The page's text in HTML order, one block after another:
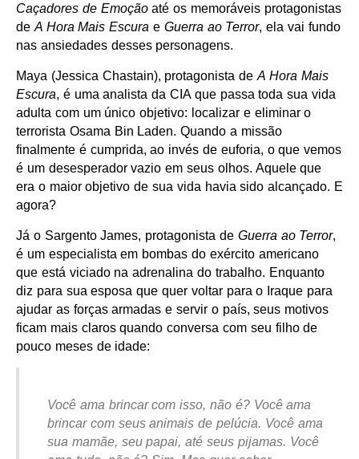
Caçadores de Emoçãoaté os memoráveis protagonistas
de A Hora Mais Escura e Guerra ao Terror, ela vai fundo
nas ansiedades desses personagens.
Maya (Jessica Chastain), protagonista de A Hora Mais
Escura, é uma analista da CIA que passa toda sua vida
adulta com um único objetivo: localizar e eliminar o
terrorista Osama Bin Laden. Quando a missão
finalmente é cumprida, ao invés de euforia, o que vemos
é um desesperador vazio em seus olhos. Aquele que
era o maior objetivo de sua vida havia sido alcançado. E
agora?
Já o Sargento James, protagonista de Guerra ao Terror,
é um especialista em bombas do exército americano
que está viciado na adrenalina do trabalho. Enquanto
diz para sua esposa que quer voltar para o Iraque para
ajudar as forças armadas e servir o país, seus motivos
ficam mais claros quando conversa com seu filho de
pouco meses de idade:
Você ama brincar com isso, não é? Você ama
brincar com seus animais de pelúcia. Você ama
sua mamãe, seu papai, até seus pijamas. Você